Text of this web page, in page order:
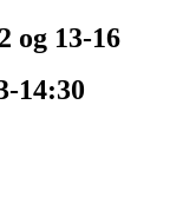
og 13-16
14:30